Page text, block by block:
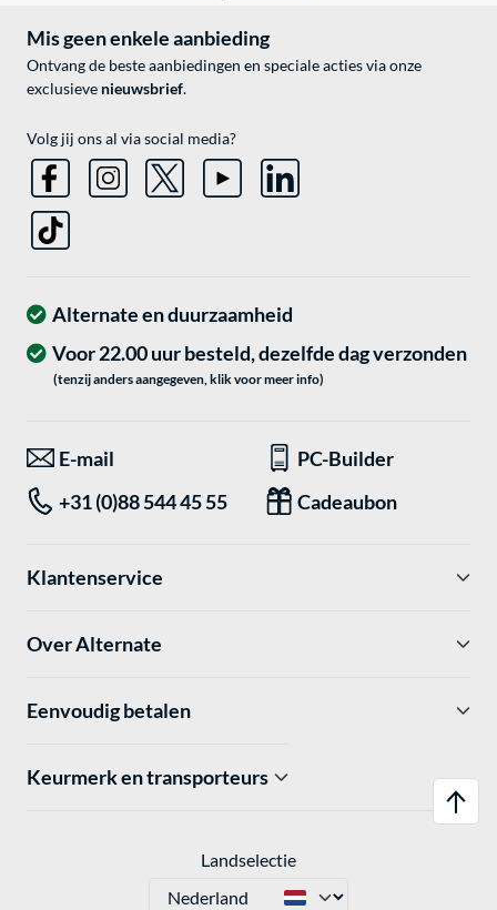
Mis geen enkele aanbieding
Ontvang de beste aanbiedingen en speciale acties via onze
exclusieve nieuwsbrief.
Volg jij ons al via social media?
Alternate en duurzaamheid
Voor 22.00 uur besteld, dezelfde dag verzonden
(tenzij anders aangegeven, klik voor meer info)
E-mail
PC-Builder
+31 (0)88 544 45 55
Cadeaubon
Klantenservice
Over Alternate
Eenvoudig betalen
Keurmerk en transporteurs
Landselectie